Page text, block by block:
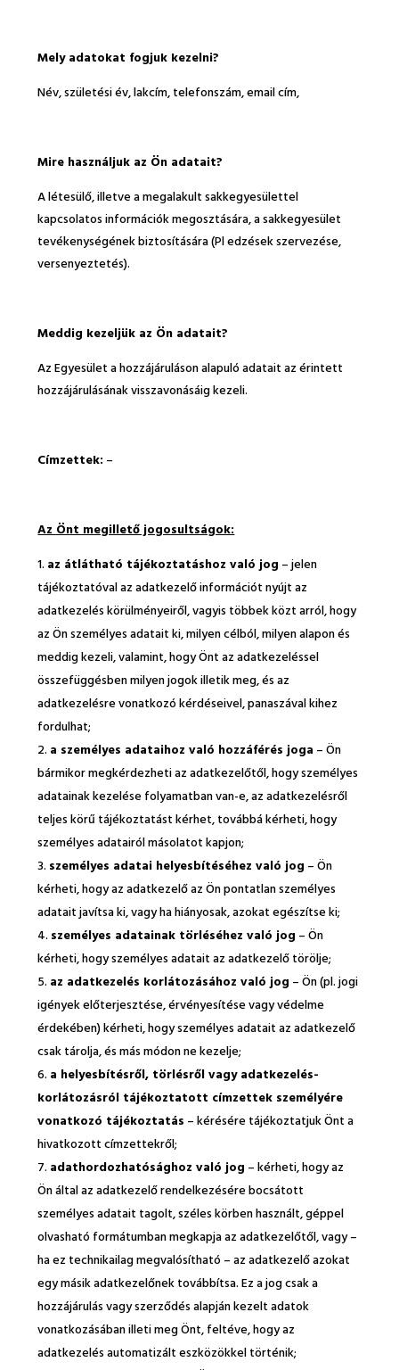
Mely adatokat fogjuk kezelni?
Név, születési év, lakcím, telefonszám, email cím,
Mire használjuk az Ön adatait?
A létesülő, illetve a megalakult sakkegyesülettel
kapcsolatos információk megosztására, a sakkegyesület
tevékenységének biztosítására (Pl edzések szervezése,
versenyeztetés).
Meddig kezeljük az Ön adatait?
Az Egyesület a hozzájáruláson alapuló adatait az érintett
hozzájárulásának visszavonásáig kezeli.
Címzettek: –
Az Önt megillető jogosultságok:
az átlátható tájékoztatáshoz való jog – jelen
tájékoztatóval az adatkezelő információt nyújt az
adatkezelés körülményeiről, vagyis többek közt arról, hogy
az Ön személyes adatait ki, milyen célból, milyen alapon és
meddig kezeli, valamint, hogy Önt az adatkezeléssel
összefüggésben milyen jogok illetik meg, és az
adatkezelésre vonatkozó kérdéseivel, panaszával kihez
fordulhat;
a személyes adataihoz való hozzáférés joga – Ön
bármikor megkérdezheti az adatkezelőtől, hogy személyes
adatainak kezelése folyamatban van-e, az adatkezelésről
teljes körű tájékoztatást kérhet, továbbá kérheti, hogy
személyes adatairól másolatot kapjon;
személyes adatai helyesbítéséhez való jog – Ön
kérheti, hogy az adatkezelő az Ön pontatlan személyes
adatait javítsa ki, vagy ha hiányosak, azokat egészítse ki;
személyes adatainak törléséhez való jog – Ön
kérheti, hogy személyes adatait az adatkezelő törölje;
az adatkezelés korlátozásához való jog – Ön (pl. jogi
igények előterjesztése, érvényesítése vagy védelme
érdekében) kérheti, hogy személyes adatait az adatkezelő
csak tárolja, és más módon ne kezelje;
a helyesbítésről, törlésről vagy adatkezelés-
korlátozásról tájékoztatott címzettek személyére
vonatkozó tájékoztatás – kérésére tájékoztatjuk Önt a
hivatkozott címzettekről;
adathordozhatósághoz való jog – kérheti, hogy az
Ön által az adatkezelő rendelkezésére bocsátott
személyes adatait tagolt, széles körben használt, géppel
olvasható formátumban megkapja az adatkezelőtől, vagy –
ha ez technikailag megvalósítható – az adatkezelő azokat
egy másik adatkezelőnek továbbítsa. Ez a jog csak a
hozzájárulás vagy szerződés alapján kezelt adatok
vonatkozásában illeti meg Önt, feltéve, hogy az
adatkezelés automatizált eszközökkel történik;